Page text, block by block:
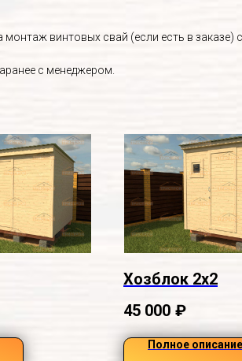
винтовых свай (если есть в заказе)
с менеджером.
Хозблок 2х2
45 000 ₽
Полное описание